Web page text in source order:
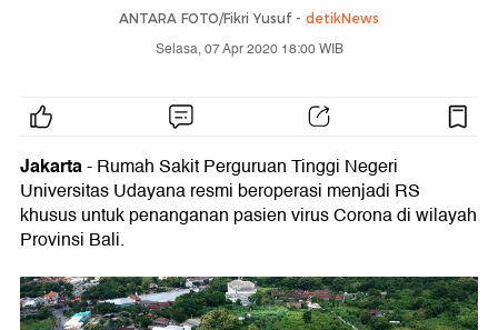
ANTARA FOTO/Fikri Yusuf - detikNews
Selasa, 07 Apr 2020 18:00 WIB
Jakarta- Rumah Sakit Perguruan Tinggi Negeri
Universitas Udayana resmi beroperasi menjadi RS
khusus untuk penanganan pasien virus Corona di wilayah
Provinsi Bali.